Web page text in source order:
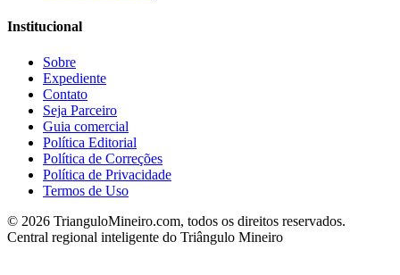
Institucional
Sobre
Expediente
Contato
Seja Parceiro
Guia comercial
Política Editorial
Política de Correções
Política de Privacidade
Termos de Uso
© 2026 TrianguloMineiro.com, todos os direitos reservados.
Central regional inteligente do Triângulo Mineiro